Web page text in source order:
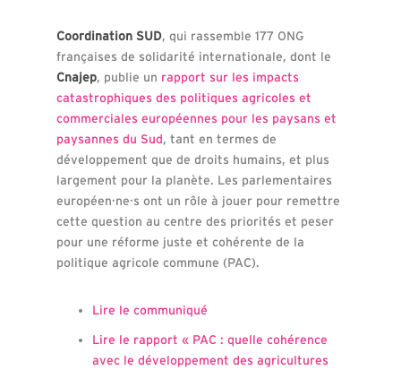
Coordination SUD, qui rassemble 177 ONG
françaises de solidarité internationale, dont le
Cnajep, publie un rapport sur les impacts
catastrophiques des politiques agricoles et
commerciales européennes pour les paysans et
paysannes du Sud, tant en termes de
développement que de droits humains, et plus
largement pour la planète. Les parlementaires
européen·ne·s ont un rôle à jouer pour remettre
cette question au centre des priorités et peser
pour une réforme juste et cohérente de la
politique agricole commune (PAC).
Lire le communiqué
Lire le rapport « PAC : quelle cohérence
avec le développement des agricultures